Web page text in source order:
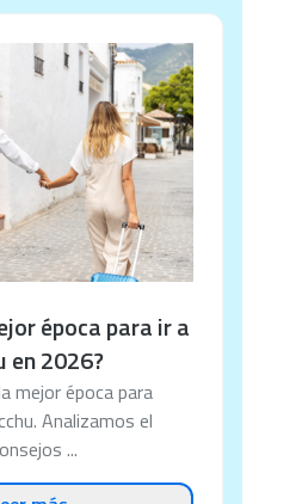
época para ir a
en 2026?
mejor época para
Analizamos el
...